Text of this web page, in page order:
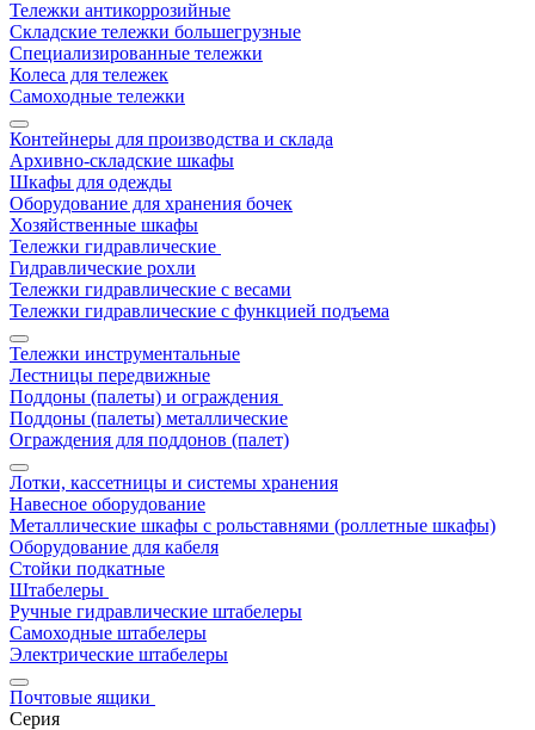
Тележки антикоррозийные
Складские тележки большегрузные
Специализированные тележки
Колеса для тележек
Самоходные тележки
Контейнеры для производства и склада
Архивно-складские шкафы
Шкафы для одежды
Оборудование для хранения бочек
Хозяйственные шкафы
Тележки гидравлические
Гидравлические рохли
Тележки гидравлические с весами
Тележки гидравлические с функцией подъема
Тележки инструментальные
Лестницы передвижные
Поддоны (палеты) и ограждения
Поддоны (палеты) металлические
Ограждения для поддонов (палет)
Лотки, кассетницы и системы хранения
Навесное оборудование
Металлические шкафы с рольставнями (роллетные шкафы)
Оборудование для кабеля
Стойки подкатные
Штабелеры
Ручные гидравлические штабелеры
Самоходные штабелеры
Электрические штабелеры
Почтовые ящики
Серия